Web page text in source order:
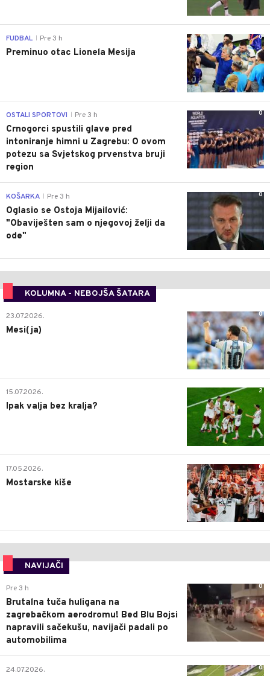
0
FUDBAL Pre 3 h
Preminuo otac Lionela Mesija
0
OSTALI SPORTOVI Pre 3 h
Crnogorci spustili glave pred
intoniranje himni u Zagrebu: O ovom
potezu sa Svjetskog prvenstva bruji
region
0
KOŠARKA Pre 3 h
Oglasio se Ostoja Mijailović:
"Obaviješten sam o njegovoj želji da
ode"
KOLUMNA - NEBOJŠA ŠATARA
0
23.07.2026.
Mesi(ja)
2
15.07.2026.
Ipak valja bez kralja?
0
17.05.2026.
Mostarske kiše
NAVIJAČI
0
Pre 3 h
Brutalna tuča huligana na
zagrebačkom aerodromu! Bed Blu Bojsi
napravili sačekušu, navijači padali po
automobilima
0
24.07.2026.